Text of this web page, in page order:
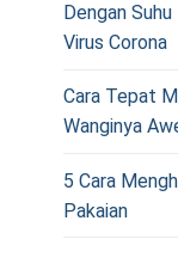
Dengan
Virus Corona
Cara Tepat
Wanginya
5 Cara
Pakaian